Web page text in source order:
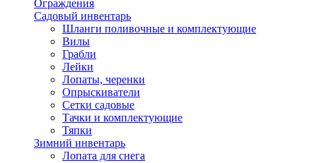
Ограждения
Садовый инвентарь
Шланги поливочные и комплектующие
Вилы
Грабли
Лейки
Лопаты, черенки
Опрыскиватели
Сетки садовые
Тачки и комплектующие
Тяпки
Зимний инвентарь
Лопата для снега